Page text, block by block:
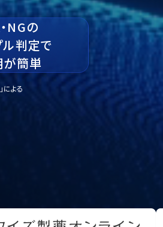
NGの
ル判定で
が簡単
よる